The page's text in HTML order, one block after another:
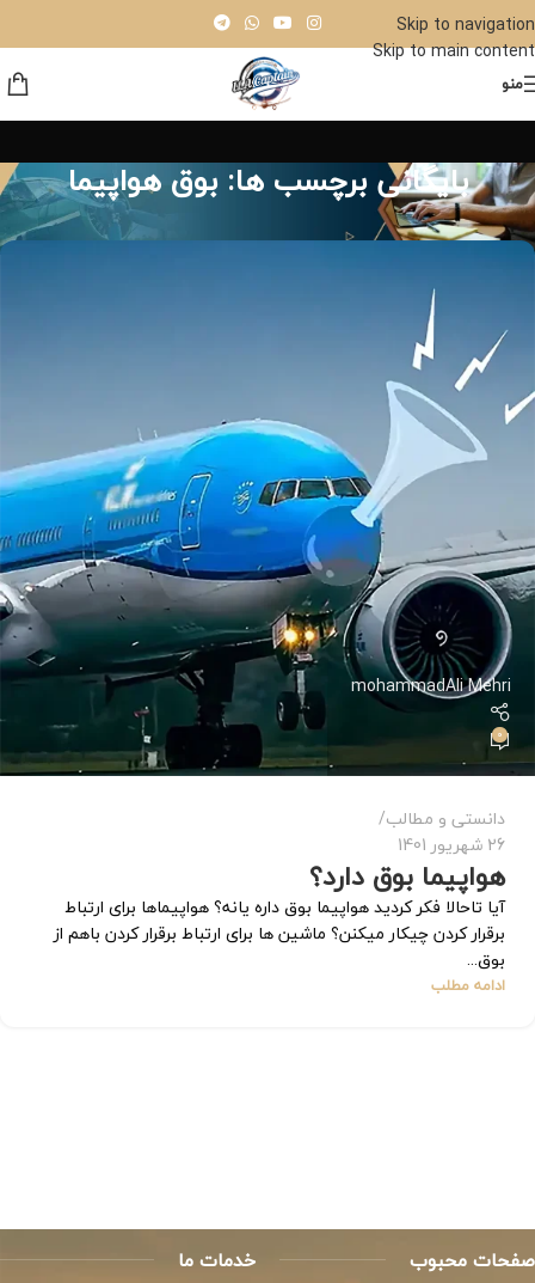
Skip to navigation
Skip to main content
منو
بایگانی برچسب ها: بوق هواپیما
mohammadAli Mehri
0
دانستی و مطالب
26 شهریور 1401
هواپیما بوق دارد؟
آیا تاحالا فکر کردید هواپیما بوق داره یانه؟ هواپیماها برای ارتباط
برقرار کردن چیکار میکنن؟ ماشین ها برای ارتباط برقرار کردن باهم از
بوق...
ادامه مطلب
صفحات محبوب خدمات ما